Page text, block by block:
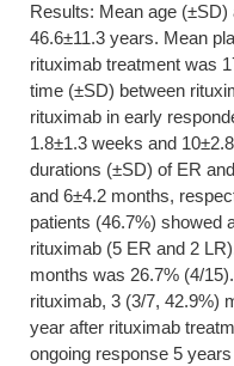
Results: Mean age
46.6±11.3 years. Mean
rituximab treatment was
time (±SD) between
rituximab in early
1.8±1.3 weeks and
durations (±SD) of ER
and 6±4.2 months,
patients (46.7%) showed
rituximab (5 ER and 2
months was 26.7% (4/
rituximab, 3 (3/7, 42.9%)
year after rituximab
ongoing response 5